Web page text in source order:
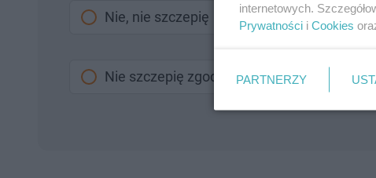
Nie, nie szczepię
Nie szczepię zgodnie z kalendarzem, mamy
internetowych.
Prywatności i Cookies
PARTNERZY